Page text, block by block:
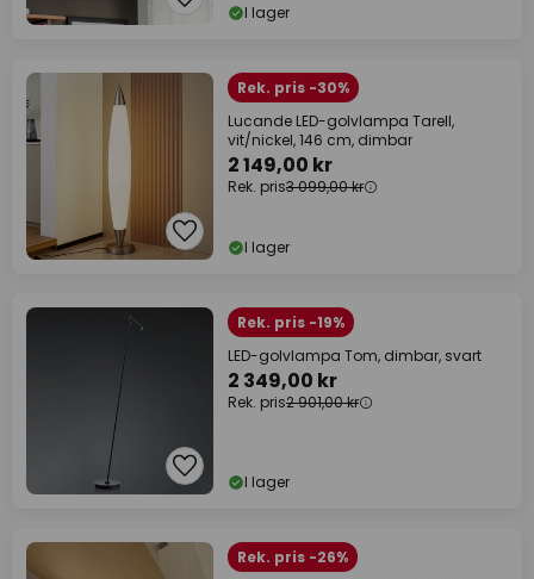
I lager
Rek. pris -30%
Lucande LED-golvlampa Tarell,
vit/nickel, 146 cm, dimbar
2 149,00 kr
Rek. pris3 099,00 kr
I lager
Rek. pris -19%
LED-golvlampa Tom, dimbar, svart
2 349,00 kr
Rek. pris2 901,00 kr
I lager
Rek. pris -26%